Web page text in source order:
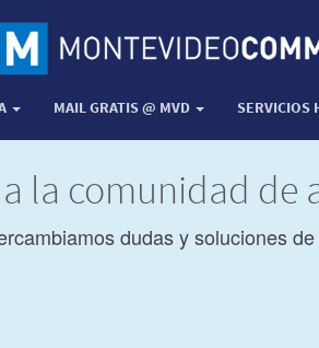
MAIL GRATIS @ MVD SERVICIOS
la comunidad de
dudas y soluciones